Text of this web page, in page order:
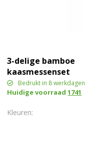
3-delige bamboe
kaasmessenset
Bedrukt in 8 werkdagen
Huidige voorraad1741